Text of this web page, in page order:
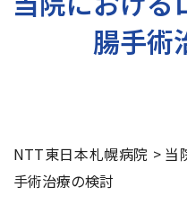
診療科・部門
採用情報
腸手術
NTT東日本札幌病院 > 当
手術治療の検討